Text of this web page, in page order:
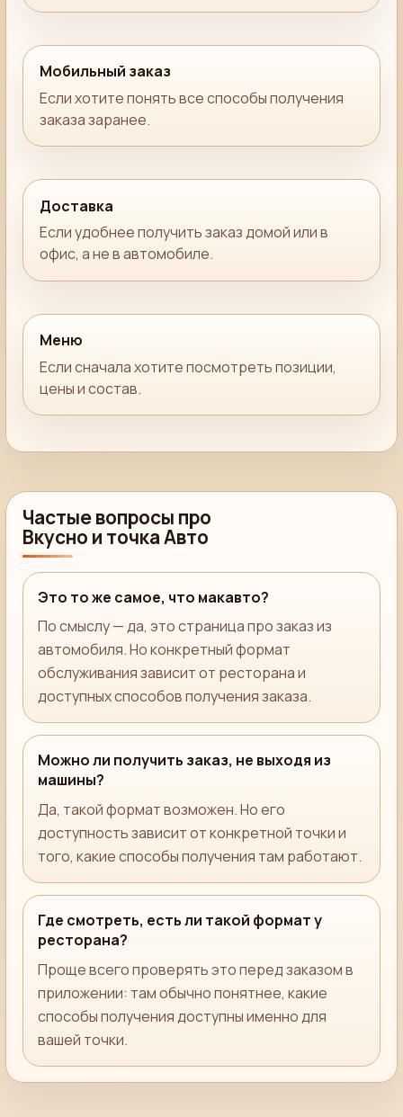
Мобильный заказ
Если хотите понять все способы получения
заказа заранее.
Доставка
Если удобнее получить заказ домой или в
офис, а не в автомобиле.
Меню
Если сначала хотите посмотреть позиции,
цены и состав.
Частые вопросы про
Вкусно и точка Авто
Это то же самое, что макавто?
По смыслу — да, это страница про заказ из
автомобиля. Но конкретный формат
обслуживания зависит от ресторана и
доступных способов получения заказа.
Можно ли получить заказ, не выходя из
машины?
Да, такой формат возможен. Но его
доступность зависит от конкретной точки и
того, какие способы получения там работают.
Где смотреть, есть ли такой формат у
ресторана?
Проще всего проверять это перед заказом в
приложении: там обычно понятнее, какие
способы получения доступны именно для
вашей точки.